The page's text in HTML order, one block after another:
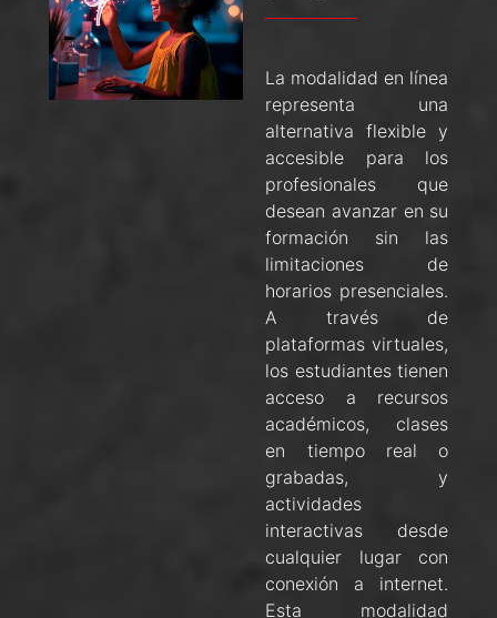
La modalidad en línea
representa una
alternativa flexible y
accesible para los
profesionales que
desean avanzar en su
formación sin las
limitaciones de
horarios presenciales.
A través de
plataformas virtuales,
los estudiantes tienen
acceso a recursos
académicos, clases
en tiempo real o
grabadas, y
actividades
interactivas desde
cualquier lugar con
conexión a internet.
Esta modalidad